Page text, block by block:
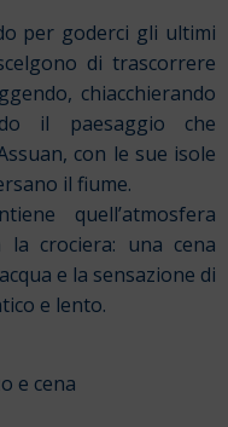
per goderci gli ultimi
di trascorrere
chiacchierando
il paesaggio che
con le sue isole
il fiume.
quell’atmosfera
la crociera: una cena
e la sensazione di
e lento.
e cena